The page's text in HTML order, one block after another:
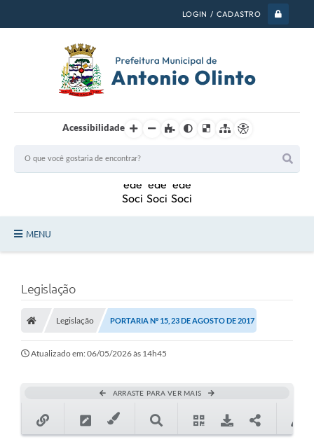
LOGIN / CADASTRO
Acessibilidade
MENU
Legislação
Secretarias
A Nossa Cidade
Plano Diretor 2025
Legislação
Legislação PORTARIA Nº 15, 23 DE AGOSTO DE 2017
Atualizado em: 06/05/2026 às 14h45
ARRASTE PARA VER MAIS